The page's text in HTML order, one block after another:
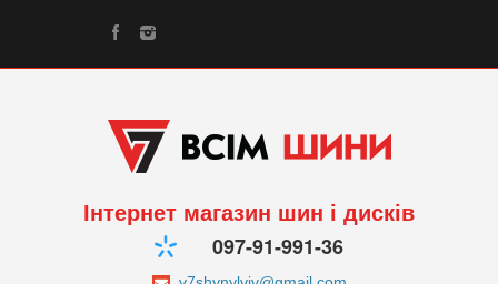
Інтернет магазин шин і дисків
097-91-991-36